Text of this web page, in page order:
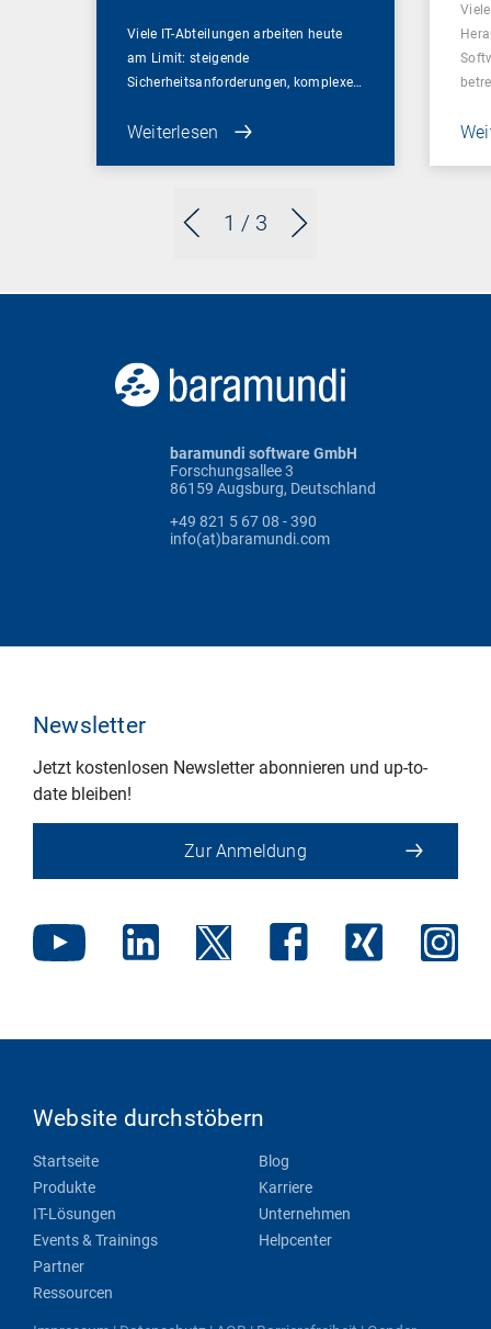
1 / 3
Viele IT-Abteilungen arbeiten heute
am Limit: steigende
Sicherheitsanforderungen, komplexe…
Weiterlesen
baramundi software GmbH
Forschungsallee 3
86159 Augsburg, Deutschland
+49 821 5 67 08 - 390
info(at)baramundi.com
Newsletter
Jetzt kostenlosen Newsletter abonnieren und up-to-
date bleiben!
Zur Anmeldung
Website durchstöbern
Startseite
Produkte
IT-Lösungen
Events & Trainings
Partner
Ressourcen
Blog
Karriere
Unternehmen
Helpcenter